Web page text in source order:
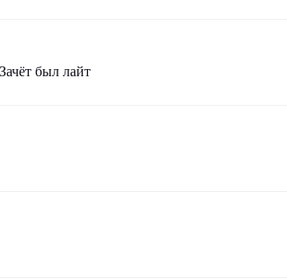
был лайт